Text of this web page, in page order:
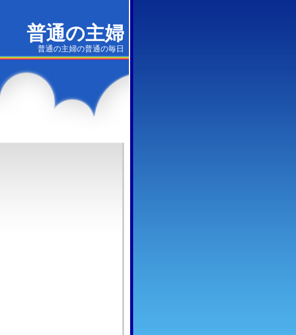
普通の主婦
普通の主婦の普通の毎日